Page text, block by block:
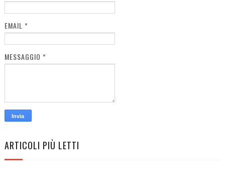
EMAIL *
MESSAGGIO *
ARTICOLI PIÙ LETTI